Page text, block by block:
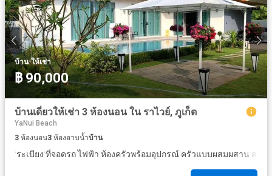
บ้าน·ให้เช่า
฿ 90,000
บ้านเดี่ยวให้เช่า 3 ห้องนอน ใน ราไวย์, ภูเก็ต
YaNui Beach
3 ห้องนอน3 ห้องอาบน้ำบ้าน
·ระเบียง·ที่จอดรถ·ไฟฟ้า·ห้องครัวพร้อมอุปกรณ์·ครัวแบบผสมผสาน·สระ